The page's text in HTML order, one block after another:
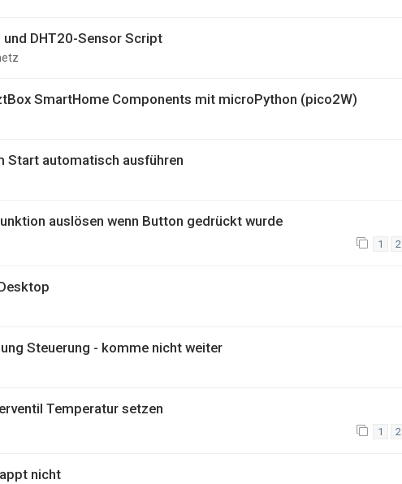
und DHT20-Sensor Script
SmartHome Components mit microPython (pico2W)
Start automatisch ausführen
auslösen wenn Button gedrückt wurde
1 2
Steuerung - komme nicht weiter
Temperatur setzen
1 2
nicht